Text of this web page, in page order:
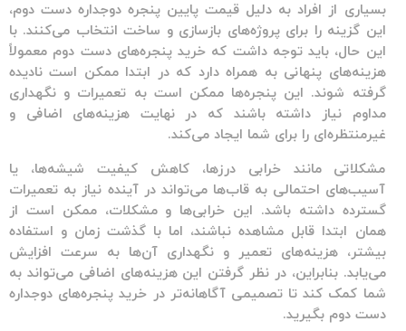
بسیاری از افراد به دلیل قیمت پایین پنجره دوجداره دست دوم،
این گزینه را برای پروژه‌های بازسازی و ساخت انتخاب می‌کنند. با
این حال، باید توجه داشت که خریدپنجره‌های دست دوم معمولاً
هزینه‌های پنهانی به همراه دارد که در ابتدا ممکن است نادیده
گرفته شوند. این پنجره‌ها ممکن است به تعمیرات و نگهداری
مداوم نیاز داشته باشند که در نهایت هزینه‌های اضافی و
غیرمنتظره‌ای را برای شما ایجاد می‌کند.
مشکلاتی مانند خرابی درزها، کاهش کیفیت شیشه‌ها، یا
آسیب‌های احتمالی به قاب‌ها می‌تواند در آینده نیاز به تعمیرات
گسترده داشته باشد. این خرابی‌ها و مشکلات، ممکن است از
همان ابتدا قابل مشاهده نباشند، اما با گذشت زمان و استفاده
بیشتر، هزینه‌های تعمیر و نگهداری آن‌ها به سرعت افزایش
می‌یابد. بنابراین، در نظر گرفتن این هزینه‌های اضافی می‌تواند به
شما کمک کند تا تصمیمی آگاهانه‌تر در خرید پنجره‌های دوجداره
دست دوم بگیرید.